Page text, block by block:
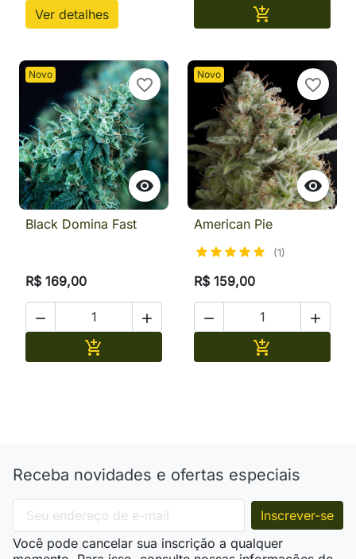
Ver detalhes 
Novo

favorite_border
Black Domina Fast
R$ 169,00
 

Novo

favorite_border
American Pie
(1)
R$ 159,00
 

Receba novidades e ofertas especiais
Você pode cancelar sua inscrição a qualquer